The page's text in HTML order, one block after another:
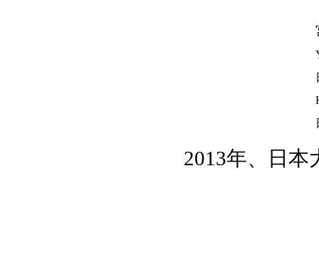
2013年、日本